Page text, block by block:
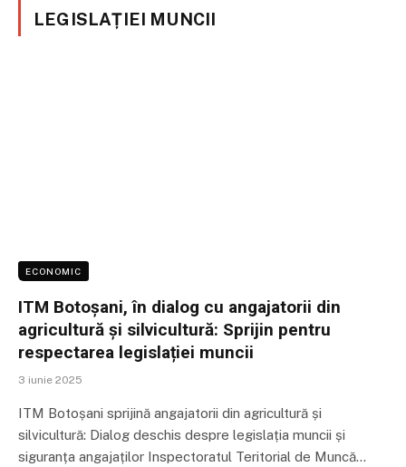
LEGISLAȚIEI MUNCII
ECONOMIC
ITM Botoșani, în dialog cu angajatorii din
agricultură și silvicultură: Sprijin pentru
respectarea legislației muncii
3 iunie 2025
ITM Botoșani sprijină angajatorii din agricultură și
silvicultură: Dialog deschis despre legislația muncii și
siguranța angajaților Inspectoratul Teritorial de Muncă…